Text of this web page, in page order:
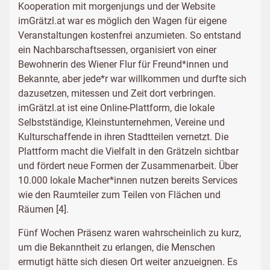
Kooperation mit morgenjungs und der Website
imGrätzl.at war es möglich den Wagen für eigene
Veranstaltungen kostenfrei anzumieten. So entstand
ein Nachbarschaftsessen, organisiert von einer
Bewohnerin des Wiener Flur für Freund*innen und
Bekannte, aber jede*r war willkommen und durfte sich
dazusetzen, mitessen und Zeit dort verbringen.
imGrätzl.at ist eine Online-Plattform, die lokale
Selbstständige, Kleinstunternehmen, Vereine und
Kulturschaffende in ihren Stadtteilen vernetzt. Die
Plattform macht die Vielfalt in den Grätzeln sichtbar
und fördert neue Formen der Zusammenarbeit. Über
10.000 lokale Macher*innen nutzen bereits Services
wie den Raumteiler zum Teilen von Flächen und
Räumen [4].
Fünf Wochen Präsenz waren wahrscheinlich zu kurz,
um die Bekanntheit zu erlangen, die Menschen
ermutigt hätte sich diesen Ort weiter anzueignen. Es